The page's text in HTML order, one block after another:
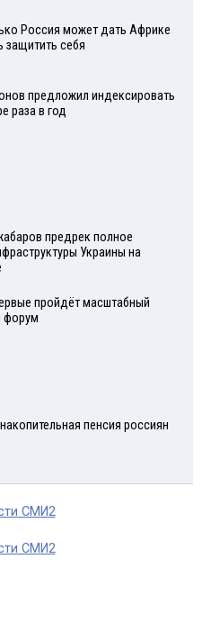
Россия может дать Африке
себя
предложил индексировать
раза в год
предрек полное
Украины на
пройдёт масштабный
пенсия россиян
СМИ2
СМИ2